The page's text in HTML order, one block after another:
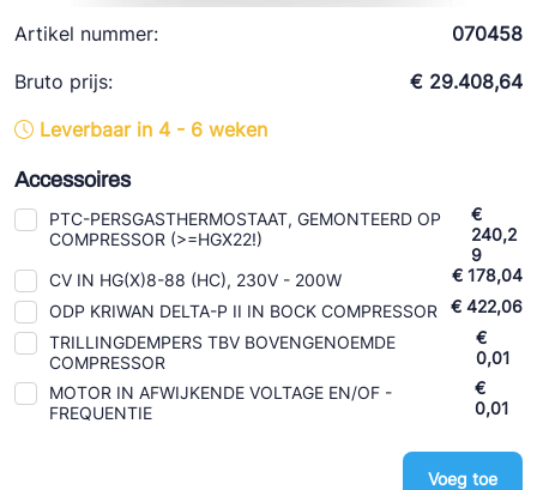
Artikel nummer:
070458
Bruto prijs:
€ 29.408,64
Leverbaar in 4 - 6 weken
Accessoires
PTC-PERSGASTHERMOSTAAT, GEMONTEERD OP
COMPRESSOR (>=HGX22!)
€
240,2
9
CV IN HG(X)8-88 (HC), 230V - 200W
€ 178,04
ODP KRIWAN DELTA-P II IN BOCK COMPRESSOR
€ 422,06
TRILLINGDEMPERS TBV BOVENGENOEMDE
COMPRESSOR
€
0,01
MOTOR IN AFWIJKENDE VOLTAGE EN/OF -
FREQUENTIE
€
0,01
Voeg toe